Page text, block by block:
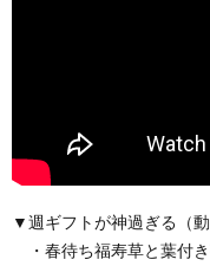
▼週ギフトが神過ぎる（動
・春待ち福寿草と葉付